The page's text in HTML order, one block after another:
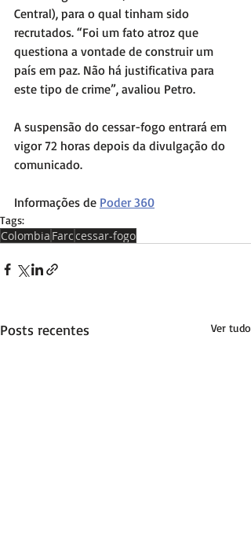
Central), para o qual tinham sido
recrutados. “Foi um fato atroz que
questiona a vontade de construir um
país em paz. Não há justificativa para
este tipo de crime”, avaliou Petro.
A suspensão do cessar-fogo entrará em
vigor 72 horas depois da divulgação do
comunicado.
Informações de Poder 360
Tags:
Colombia Farccessar-fogo
Posts recentes Ver tudo